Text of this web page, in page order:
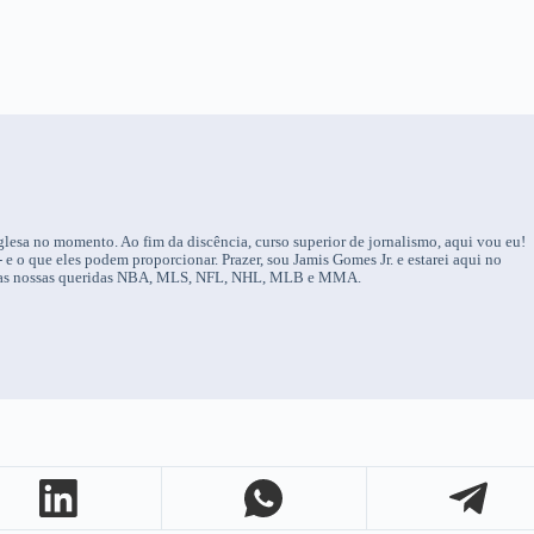
no momento. Ao fim da discência, curso superior de jornalismo, aqui vou eu!
o que eles podem proporcionar. Prazer, sou Jamis Gomes Jr. e estarei aqui no
nossas queridas NBA, MLS, NFL, NHL, MLB e MMA.